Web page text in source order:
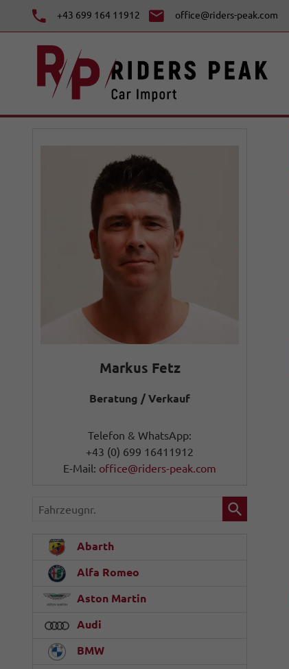
+43 699 164 11912 office@riders-peak.com
Markus Fetz
Beratung / Verkauf
Telefon & WhatsApp:
+43 (0) 699 16411912
E-Mail: office@riders-peak.com
Fahrzeugnr.
Abarth
Alfa Romeo
Aston Martin
Audi
BMW